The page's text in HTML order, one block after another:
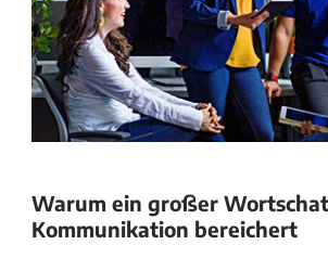
Warum ein großer
Kommunikation bereichert